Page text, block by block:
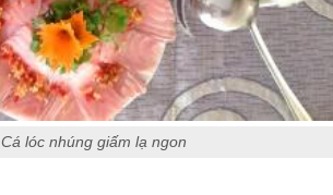
Cá lóc nhúng giấm lạ ngon